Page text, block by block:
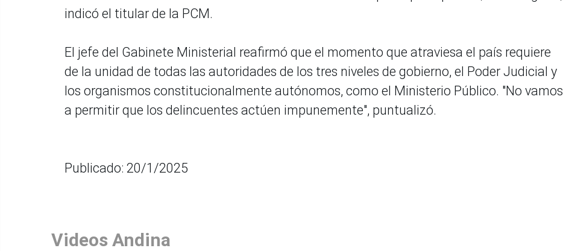
indicó el titular de la PCM.
El jefe del Gabinete Ministerial reafirmó que el momento que atraviesa el país requiere
de la unidad de todas las autoridades de los tres niveles de gobierno, el Poder Judicial y
los organismos constitucionalmente autónomos, como el Ministerio Público. "No vamos
a permitir que los delincuentes actúen impunemente", puntualizó.
Publicado: 20/1/2025
Videos Andina